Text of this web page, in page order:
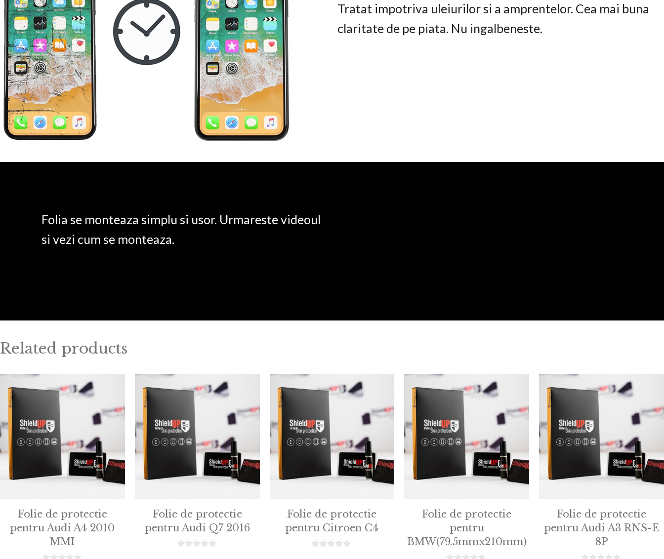
Tratat impotriva uleiurilor si a amprentelor. Cea mai buna
claritate de pe piata. Nu ingalbeneste.
Folia se monteaza simplu si usor. Urmareste videoul
si vezi cum se monteaza.
Related products
Folie de protectie
pentru Audi A4 2010
MMI
Folie de protectie
pentru Audi Q7 2016
Folie de protectie
pentru Citroen C4
Folie de protectie
pentru
BMW(79.5mmx210mm)
Folie de protectie
pentru Audi A3 RNS-E
8P